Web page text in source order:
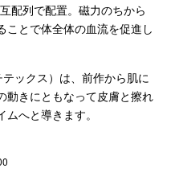
配列で配置。磁力のちから
ことで体全体の血流を促進し
テックス）は、前作から肌に
動きにともなって皮膚と擦れ
へと導きます。